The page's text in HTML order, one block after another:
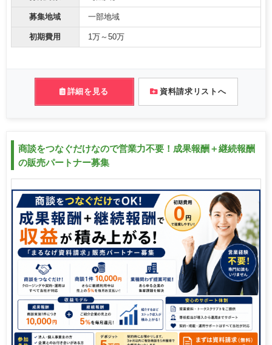
募集地域 一部地域
初期費用 1万～50万
詳細を見る 資料請求リストへ
商談をつなぐだけなので営業力不要！成果報酬＋継続報酬
の販売パートナー募集